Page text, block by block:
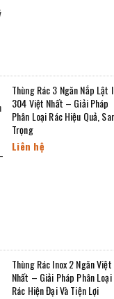
Thùng Rác 3 Ngăn Nắp Lật
304 Việt Nhất – Giải Pháp
Phân Loại Rác Hiệu Quả,
Trọng
Liên hệ
Thùng Rác Inox 2 Ngăn Việt
Nhất – Giải Pháp Phân Loại
Rác Hiện Đại Và Tiện Lợi